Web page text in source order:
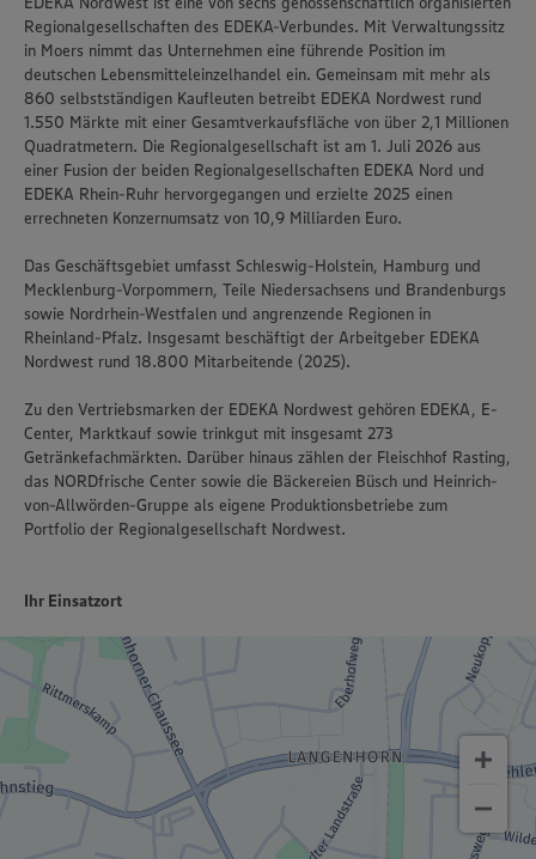
Regionalgesellschaften des EDEKA-Verbundes. Mit Verwaltungssitz
in Moers nimmt das Unternehmen eine führende Position im
deutschen Lebensmitteleinzelhandel ein. Gemeinsam mit mehr als
860 selbstständigen Kaufleuten betreibt EDEKA Nordwest rund
1.550 Märkte mit einer Gesamtverkaufsfläche von über 2,1 Millionen
Quadratmetern. Die Regionalgesellschaft ist am 1. Juli 2026 aus
einer Fusion der beiden Regionalgesellschaften EDEKA Nord und
EDEKA Rhein-Ruhr hervorgegangen und erzielte 2025 einen
errechneten Konzernumsatz von 10,9 Milliarden Euro.
Das Geschäftsgebiet umfasst Schleswig-Holstein, Hamburg und
Mecklenburg-Vorpommern, Teile Niedersachsens und Brandenburgs
sowie Nordrhein-Westfalen und angrenzende Regionen in
Rheinland-Pfalz. Insgesamt beschäftigt der Arbeitgeber EDEKA
Nordwest rund 18.800 Mitarbeitende (2025).
Zu den Vertriebsmarken der EDEKA Nordwest gehören EDEKA, E-
Center, Marktkauf sowie trinkgut mit insgesamt 273
Getränkefachmärkten. Darüber hinaus zählen der Fleischhof Rasting,
das NORDfrische Center sowie die Bäckereien Büsch und Heinrich-
von-Allwörden-Gruppe als eigene Produktionsbetriebe zum
Portfolio der Regionalgesellschaft Nordwest.
Ihr Einsatzort